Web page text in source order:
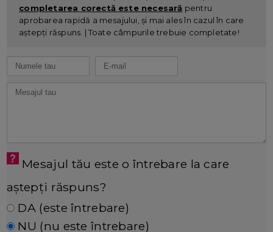
completarea corectă este necesară pentru
aprobarea rapidă a mesajului, și mai ales în cazul în care
aștepți răspuns. | Toate câmpurile trebuie completate!
Mesajul tău este o întrebare la care
aștepți răspuns?
DA (este întrebare)
NU (nu este întrebare)